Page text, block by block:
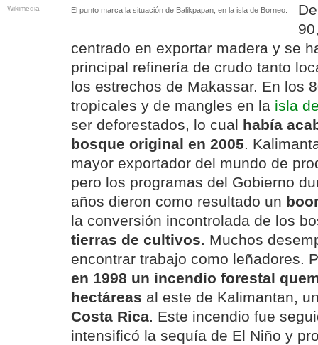
Wikimedia El punto marca la situación de Balikpapan, en la isla de Borneo.
centrado en exportar madera y se
principal refinería de crudo tanto
los estrechos de Makassar. En los
tropicales y de mangles en la isla
ser deforestados, lo cual había
bosque original en 2005.
mayor exportador del mundo de
pero los programas del Gobierno
años dieron como resultado un
la conversión incontrolada de los
tierras de cultivos. Muchos
encontrar trabajo como leñadores.
en 1998 un incendio forestal
hectáreas al este de Kalimantan,
Costa Rica. Este incendio fue
intensificó la sequía de El Niño y